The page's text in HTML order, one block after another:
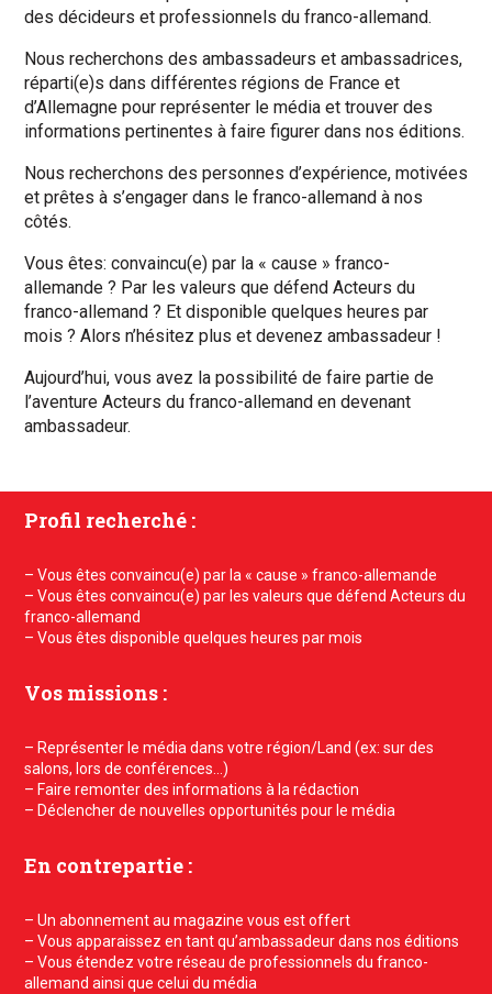
des décideurs et professionnels du franco-allemand.
Nous recherchons des ambassadeurs et ambassadrices,
réparti(e)s dans différentes régions de France et
d’Allemagne pour représenter le média et trouver des
informations pertinentes à faire figurer dans nos éditions.
Nous recherchons des personnes d’expérience, motivées
et prêtes à s’engager dans le franco-allemand à nos
côtés.
Vous êtes: convaincu(e) par la « cause » franco-
allemande ? Par les valeurs que défend Acteurs du
franco-allemand ? Et disponible quelques heures par
mois ? Alors n’hésitez plus et devenez ambassadeur !
Aujourd’hui, vous avez la possibilité de faire partie de
l’aventure Acteurs du franco-allemand en devenant
ambassadeur.
Profil recherché :
– Vous êtes convaincu(e) par la « cause » franco-allemande
– Vous êtes convaincu(e) par les valeurs que défend Acteurs du
franco-allemand
– Vous êtes disponible quelques heures par mois
Vos missions :
– Représenter le média dans votre région/Land (ex: sur des
salons, lors de conférences…)
– Faire remonter des informations à la rédaction
– Déclencher de nouvelles opportunités pour le média
En contrepartie :
– Un abonnement au magazine vous est offert
– Vous apparaissez en tant qu’ambassadeur dans nos éditions
– Vous étendez votre réseau de professionnels du franco-
allemand ainsi que celui du média